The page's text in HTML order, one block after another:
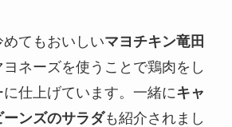
てもおいしいマヨチキン竜田
ネーズを使うことで鶏肉をし
仕上げています。一緒にキャ
ンズのサラダも紹介されまし